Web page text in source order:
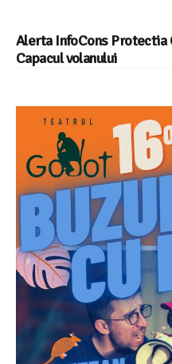
Alerta InfoCons Protectia
Capacul volanului